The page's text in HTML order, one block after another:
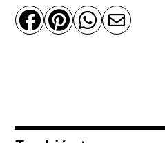
cantidad
   